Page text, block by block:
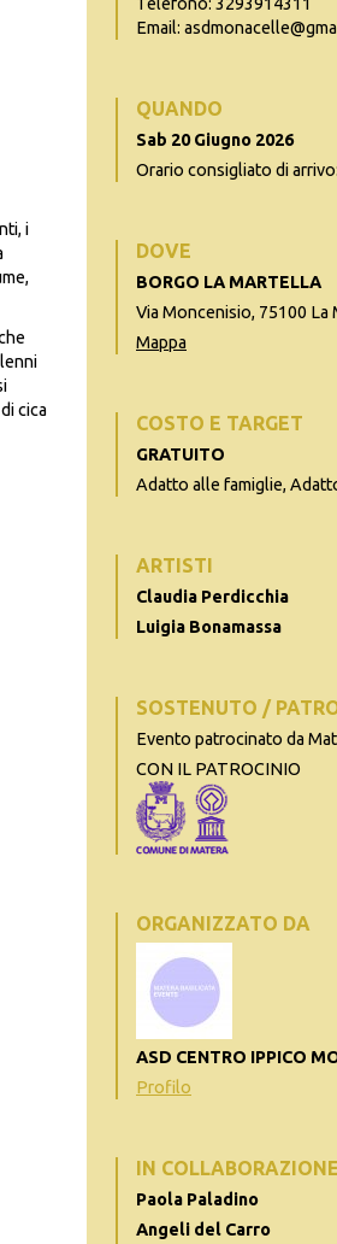
i
cica
Telefono: 3293914311
Email:
QUANDO
Sab 20 Giugno 2026
Orario consigliato di
DOVE
BORGO LA MARTELLA
Via Moncenisio, 75100 La
Mappa
COSTO E TARGET
GRATUITO
Adatto alle famiglie,
ARTISTI
Claudia Perdicchia
Luigia Bonamassa
SOSTENUTO /
Evento patrocinato da
CON IL PATROCINIO
ORGANIZZATO DA
ASD CENTRO IPPICO
Profilo
IN
Paola Paladino
Angeli del Carro